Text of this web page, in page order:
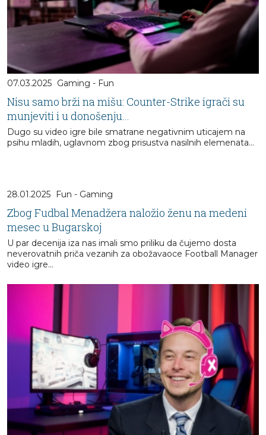
07.03.2025 Gaming - Fun
Nisu samo brži na mišu: Counter-Strike igrači su
munjeviti i u donošenju...
Dugo su video igre bile smatrane negativnim uticajem na
psihu mladih, uglavnom zbog prisustva nasilnih elemenata…
28.01.2025 Fun - Gaming
Zbog Fudbal Menadžera naložio ženu na medeni
mesec u Bugarskoj
U par decenija iza nas imali smo priliku da čujemo dosta
neverovatnih priča vezanih za obožavaoce Football Manager
video igre...